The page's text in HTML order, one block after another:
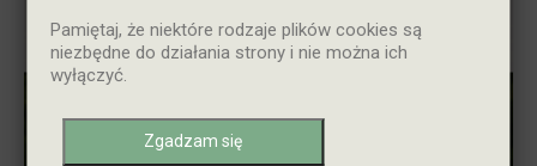
Pamiętaj, że niektóre rodzaje plików cookies są
niezbędne do działania strony i nie można ich
wyłączyć.
Zgadzam się